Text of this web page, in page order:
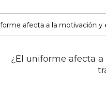
¿El uniforme afecta